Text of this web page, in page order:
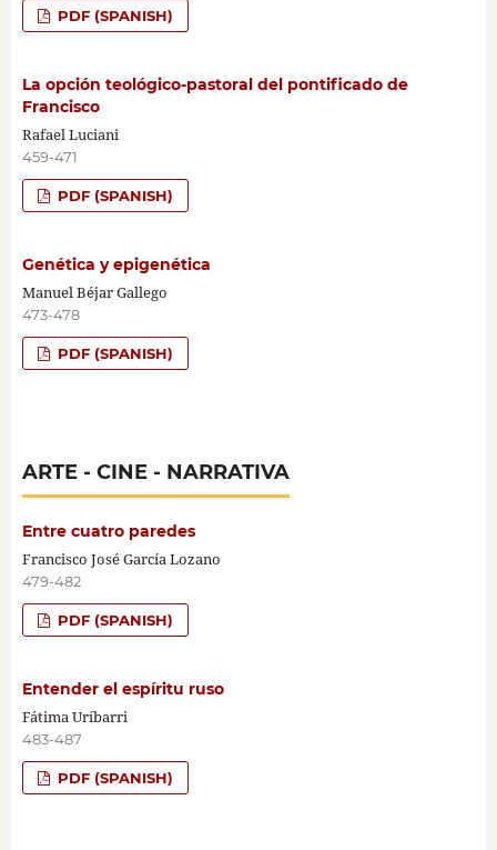
PDF (SPANISH)
La opción teológico-pastoral del pontificado de
Francisco
Rafael Luciani
459-471
PDF (SPANISH)
Genética y epigenética
Manuel Béjar Gallego
473-478
PDF (SPANISH)
ARTE - CINE - NARRATIVA
Entre cuatro paredes
Francisco José García Lozano
479-482
PDF (SPANISH)
Entender el espíritu ruso
Fátima Uríbarri
483-487
PDF (SPANISH)